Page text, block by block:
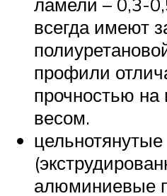
ламели – 0,3-
всегда имеют
профили
прочностью
весом.
цельнотянутые
алюминиевые